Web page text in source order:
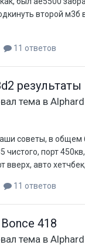
второй м3б
11 ответов
тема в
советы, в общем
чистого, порт
авто хетчбек,
11 ответов
418
тема в